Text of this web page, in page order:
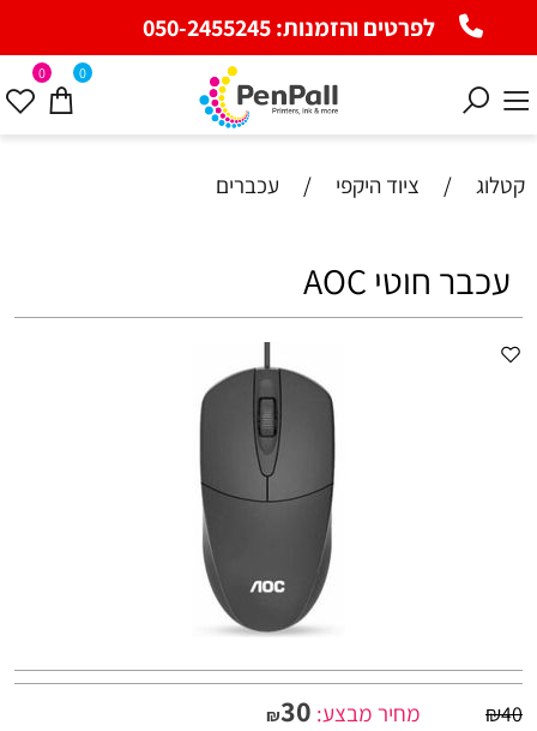
לפרטים והזמנות:050-2455245
0 0
קטלוג / ציוד היקפי / עכברים
עכבר חוטי AOC
₪40 מחיר מבצע: ₪30